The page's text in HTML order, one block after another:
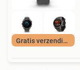
Gratis verzending